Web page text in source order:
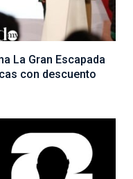
La Gran Escapada
con descuento